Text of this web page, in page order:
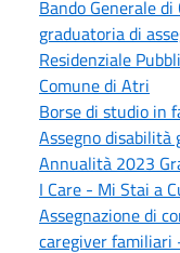
Bando Generale
graduatoria di
Residenziale
Comune di Atri
Borse di studio in
Assegno
Annualità 2023
I Care - Mi Stai a
Assegnazione di
caregiver